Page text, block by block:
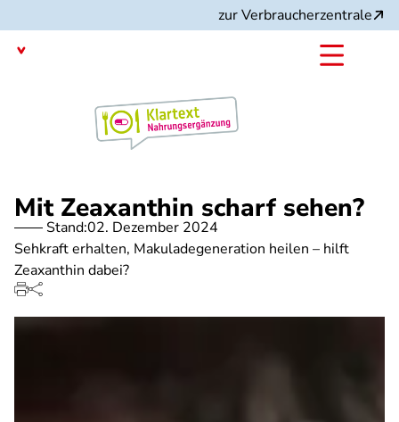
zum
Inhalt
zur Verbraucherzentrale
Mit Zeaxanthin scharf sehen?
Stand:02. Dezember 2024
Sehkraft erhalten, Makuladegeneration heilen – hilft
Zeaxanthin dabei?